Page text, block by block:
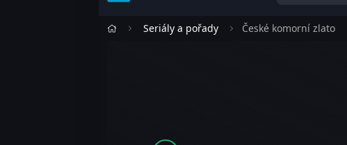
Seriály a pořady České komorní zlato